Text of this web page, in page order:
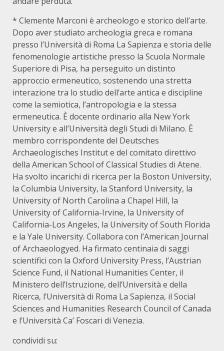
* Clemente Marconi è archeologo e storico dell’arte.
Dopo aver studiato archeologia greca e romana
presso l’Università di Roma La Sapienza e storia delle
fenomenologie artistiche presso la Scuola Normale
Superiore di Pisa, ha perseguito un distinto
approccio ermeneutico, sostenendo una stretta
interazione tra lo studio dell’arte antica e discipline
come la semiotica, l’antropologia e la stessa
ermeneutica. È docente ordinario alla New York
University e all’Università degli Studi di Milano. È
membro corrispondente del Deutsches
Archaeologisches Institut e del comitato direttivo
della American School of Classical Studies di Atene.
Ha svolto incarichi di ricerca per la Boston University,
la Columbia University, la Stanford University, la
University of North Carolina a Chapel Hill, la
University of California-Irvine, la University of
California-Los Angeles, la University of South Florida
e la Yale University. Collabora con l’American Journal
of Archaeologyed. Ha firmato centinaia di saggi
scientifici con la Oxford University Press, l’Austrian
Science Fund, il National Humanities Center, il
Ministero dell’Istruzione, dell’Università e della
Ricerca, l’Università di Roma La Sapienza, il Social
Sciences and Humanities Research Council of Canada
e l’Università Ca’ Foscari di Venezia.
condividi su: